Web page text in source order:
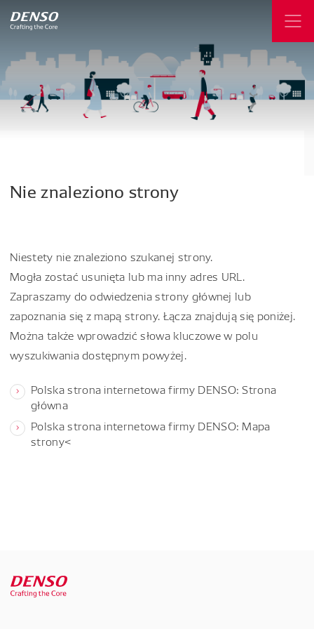
Nie znaleziono strony
Niestety nie znaleziono szukanej strony.
Mogła zostać usunięta lub ma inny adres URL.
Zapraszamy do odwiedzenia strony głównej lub
zapoznania się z mapą strony. Łącza znajdują się poniżej.
Można także wprowadzić słowa kluczowe w polu
wyszukiwania dostępnym powyżej.
Polska strona internetowa firmy DENSO: Strona
główna
Polska strona internetowa firmy DENSO: Mapa
strony<